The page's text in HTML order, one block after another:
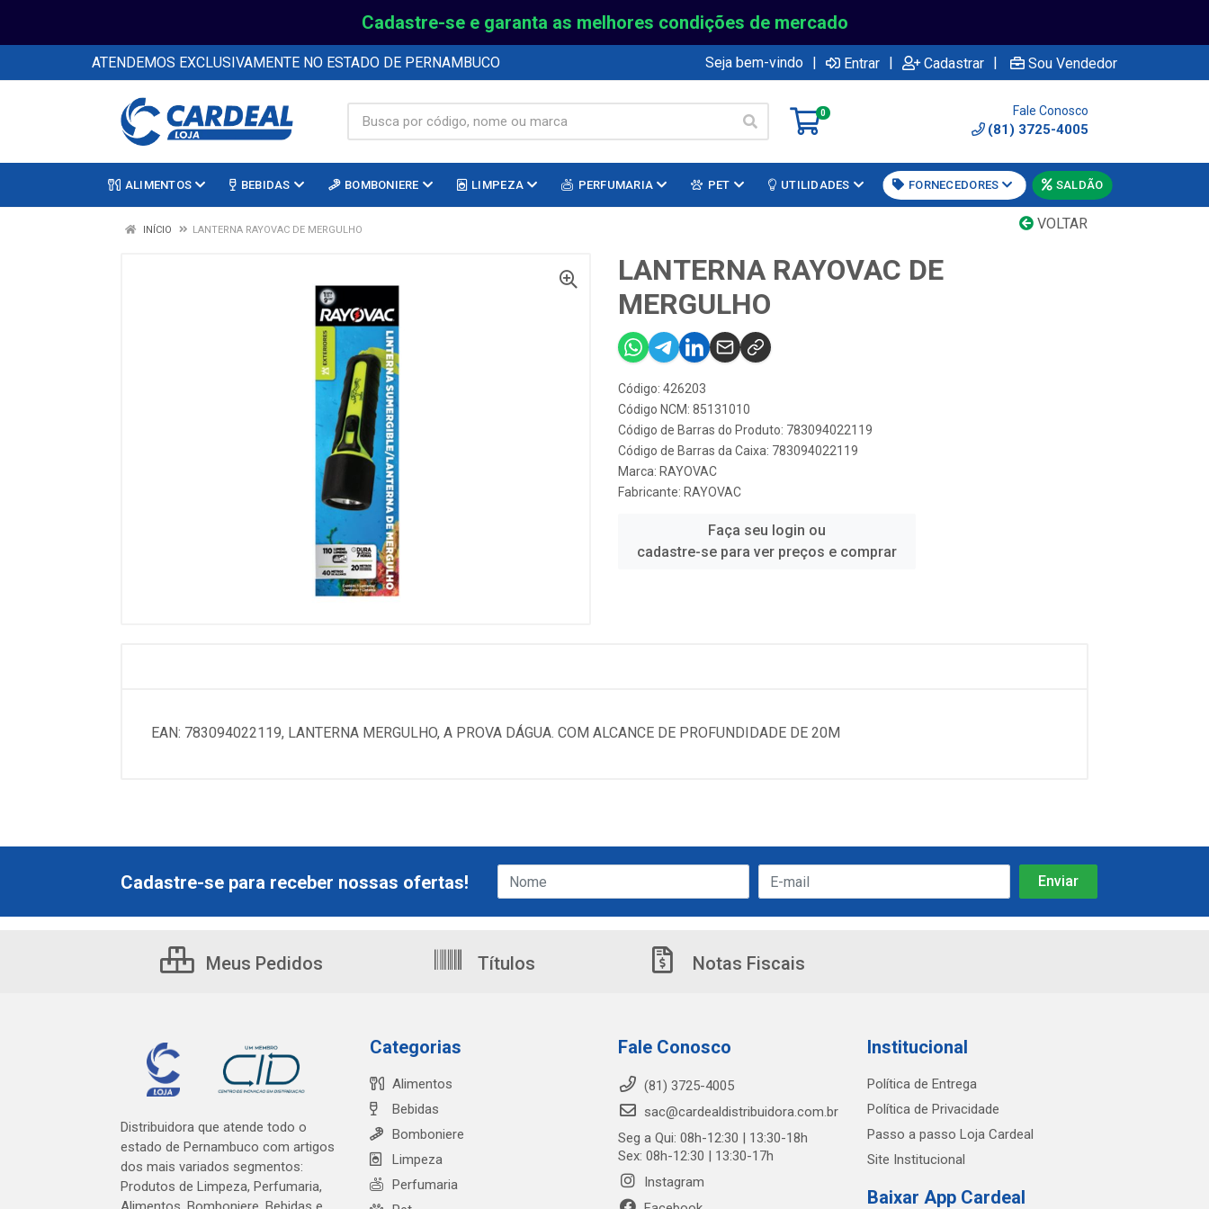
Cadastre-se e garanta as melhores condições de mercado
ATENDEMOS EXCLUSIVAMENTE NO ESTADO DE PERNAMBUCO Seja bem-vindo | Entrar | Cadastrar | Sou Vendedor
0 Fale Conosco
(81) 3725-4005
ALIMENTOS BEBIDAS BOMBONIERE LIMPEZA PERFUMARIA PET UTILIDADES FORNECEDORES SALDÃO
VOLTAR
INÍCIO LANTERNA RAYOVAC DE MERGULHO
LANTERNA RAYOVAC DE
MERGULHO
Código: 426203
Código NCM: 85131010
Código de Barras do Produto: 783094022119
Código de Barras da Caixa: 783094022119
Marca: RAYOVAC
Fabricante: RAYOVAC
Faça seu login ou
cadastre-se para ver preços e comprar
EAN: 783094022119, LANTERNA MERGULHO, A PROVA DÁGUA. COM ALCANCE DE PROFUNDIDADE DE 20M
Cadastre-se para receber nossas ofertas!
Meus Pedidos Títulos Notas Fiscais
Distribuidora que atende todo o
estado de Pernambuco com artigos
dos mais variados segmentos:
Produtos de Limpeza, Perfumaria,
Categorias
Alimentos
Bebidas
Bomboniere
Limpeza
Perfumaria
Fale Conosco
(81) 3725-4005
sac@cardealdistribuidora.com.br
Seg a Qui: 08h-12:30 | 13:30-18h
Sex: 08h-12:30 | 13:30-17h
Instagram
Institucional
Política de Entrega
Política de Privacidade
Passo a passo Loja Cardeal
Site Institucional
Baixar App Cardeal